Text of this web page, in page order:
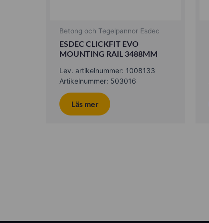
Betong och Tegelpannor Esdec
ESDEC CLICKFIT EVO
MOUNTING RAIL 3488MM
Lev. artikelnummer: 1008133
Artikelnummer: 503016
Läs mer